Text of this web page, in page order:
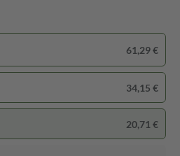
61,29 €
34,15 €
20,71 €